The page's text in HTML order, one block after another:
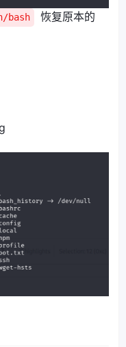
bash
恢复原本的